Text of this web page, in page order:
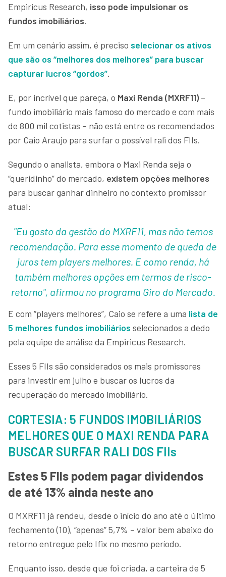
Empiricus Research, isso pode impulsionar os
fundos imobiliários.
Em um cenário assim, é preciso selecionar os ativos
que são os “melhores dos melhores” para buscar
capturar lucros “gordos”.
E, por incrível que pareça, o Maxi Renda (MXRF11) –
fundo imobiliário mais famoso do mercado e com mais
de 800 mil cotistas – não está entre os recomendados
por Caio Araujo para surfar o possível rali dos FIIs.
Segundo o analista, embora o Maxi Renda seja o
“queridinho” do mercado, existem opções melhores
para buscar ganhar dinheiro no contexto promissor
atual:
"Eu gosto da gestão do MXRF11, mas não temos
recomendação. Para esse momento de queda de
juros tem players melhores. E como renda, há
também melhores opções em termos de risco-
retorno", afirmou no programa Giro do Mercado.
E com “players melhores”, Caio se refere a uma lista de
5 melhores fundos imobiliários selecionados a dedo
pela equipe de análise da Empiricus Research.
Esses 5 FIIs são considerados os mais promissores
para investir em julho e buscar os lucros da
recuperação do mercado imobiliário.
CORTESIA: 5 FUNDOS IMOBILIÁRIOS
MELHORES QUE O MAXI RENDA PARA
BUSCAR SURFAR RALI DOS FIIs
Estes 5 FIIs podem pagar dividendos
de até 13% ainda neste ano
O MXRF11 já rendeu, desde o início do ano até o último
fechamento (10), “apenas” 5,7% – valor bem abaixo do
retorno entregue pelo Ifix no mesmo período.
Enquanto isso, desde que foi criada, a carteira de 5